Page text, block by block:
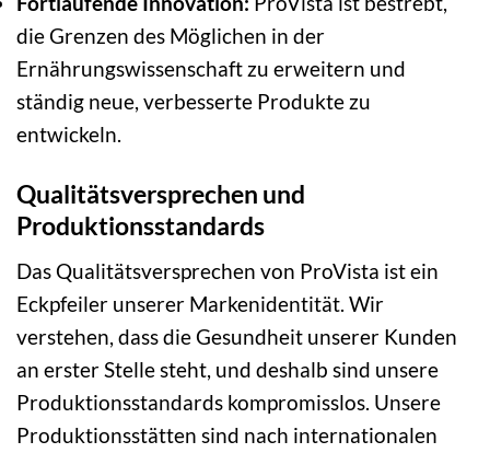
die Grenzen des Möglichen in der
Ernährungswissenschaft zu erweitern und
ständig neue, verbesserte Produkte zu
entwickeln.
Qualitätsversprechen und
Produktionsstandards
Das Qualitätsversprechen von ProVista ist ein
Eckpfeiler unserer Markenidentität. Wir
verstehen, dass die Gesundheit unserer Kunden
an erster Stelle steht, und deshalb sind unsere
Produktionsstandards kompromisslos. Unsere
Produktionsstätten sind nach internationalen